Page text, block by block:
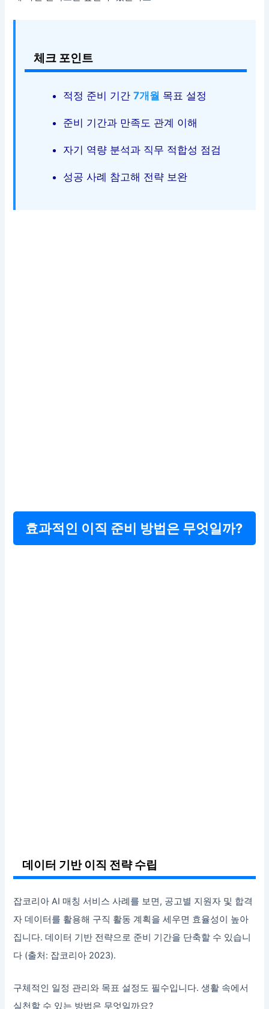
체크 포인트
적정 준비 기간7개월 목표 설정
준비 기간과 만족도 관계 이해
자기 역량 분석과 직무 적합성 점검
성공 사례 참고해 전략 보완
효과적인 이직 준비 방법은 무엇일까?
데이터 기반 이직 전략 수립
잡코리아 AI 매칭 서비스 사례를 보면, 공고별 지원자 및 합격
자 데이터를 활용해 구직 활동 계획을 세우면 효율성이 높아
집니다. 데이터 기반 전략으로 준비 기간을 단축할 수 있습니
다 (출처: 잡코리아 2023).
구체적인 일정 관리와 목표 설정도 필수입니다. 생활 속에서
실천할 수 있는 방법은 무엇일까요?